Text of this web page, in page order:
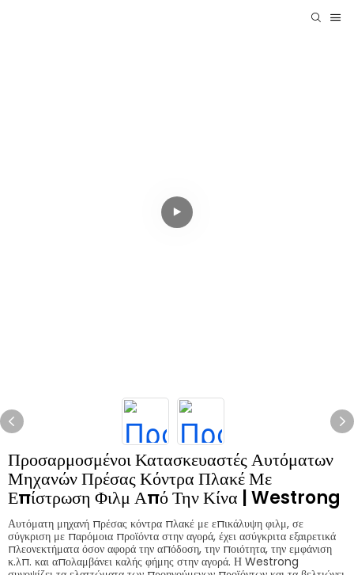
Προσαρμοσμένοι Κατασκευαστές Αυτόματων
Μηχανών Πρέσας Κόντρα Πλακέ Με
Επίστρωση Φιλμ Από Την Κίνα | Westrong
Αυτόματη μηχανή πρέσας κόντρα πλακέ με επικάλυψη φιλμ, σε
σύγκριση με παρόμοια προϊόντα στην αγορά, έχει ασύγκριτα εξαιρετικά
πλεονεκτήματα όσον αφορά την απόδοση, την ποιότητα, την εμφάνιση
κ.λπ. και απολαμβάνει καλής φήμης στην αγορά. Η Westrong